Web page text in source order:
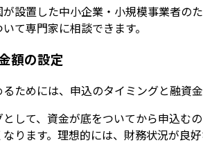
設置した中小企業・小規模事業者の
て専門家に相談できます。
額の設定
ためには、申込のタイミングと融資
して、資金が底をついてから申込む
ります。理想的には、財務状況が良